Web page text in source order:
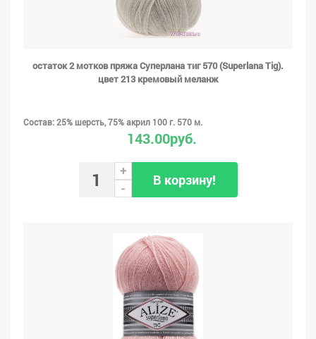
остаток 2 мотков пряжа Суперлана тиг 570 (Superlana Tig).
цвет 213 кремовый меланж
Состав: 25% шерсть, 75% акрил 100 г. 570 м.
143.00руб.
+
-
В корзину!